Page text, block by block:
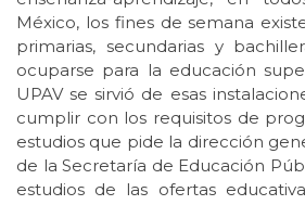
México, los fines de semana
primarias, secundarias y
ocuparse para la educación
UPAV se sirvió de esas
cumplir con los requisitos de
estudios que pide la dirección
de la Secretaría de Educación
estudios de las ofertas